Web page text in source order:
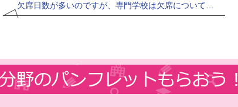
欠席日数が多いのですが、専門学校は欠席について…